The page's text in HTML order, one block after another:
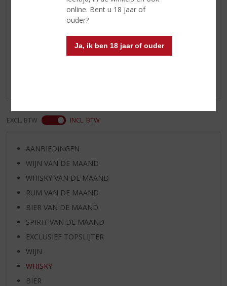
online. Bent u 18 jaar of
ouder?
Ja, ik ben 18 jaar of ouder
tonen van citrusfruit.
Reviews
EXCL. BTW INCL. BTW
AANBIEDINGEN
WIJN VAN DE MAAND
WHISKY VAN DE MAAND
RUM VAN DE MAAND
BIER VAN DE MAAND
SPIRIT VAN DE MAAND
EXCLUSIEF TOPSLIJTER
WIJN
WHISKY
BIER